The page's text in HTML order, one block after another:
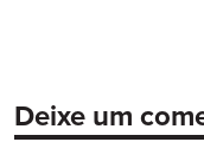
Deixe um